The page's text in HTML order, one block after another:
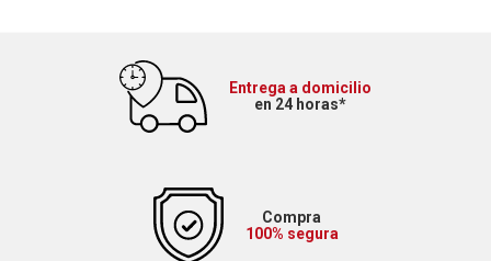
Entrega a domicilio
en 24 horas*
Compra
100% segura